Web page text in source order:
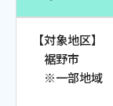
【対象地区】
裾野市
※一部地域